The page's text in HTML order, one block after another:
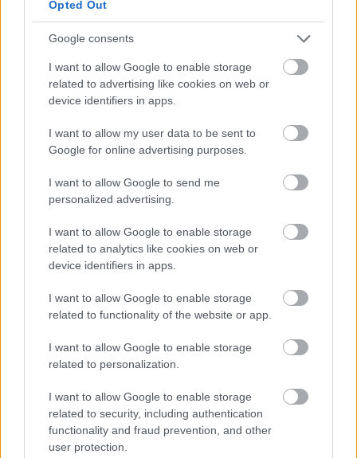
Opted Out
Google consents
I want to allow Google to enable storage
related to advertising like cookies on web or
device identifiers in apps.
I want to allow my user data to be sent to
Google for online advertising purposes.
I want to allow Google to send me
personalized advertising.
I want to allow Google to enable storage
related to analytics like cookies on web or
device identifiers in apps.
I want to allow Google to enable storage
related to functionality of the website or app.
I want to allow Google to enable storage
related to personalization.
I want to allow Google to enable storage
related to security, including authentication
functionality and fraud prevention, and other
user protection.
Tetszik 0
REAKTOR
Manaus: a dzsungel szívének városa
Az egygyermekes politika és Kína gazdasági
kihívásai
Mik alakítják a gondolkodásod? Avagy a kognitív
torzítások
A világ legveszélyesebb migrációs útvonalai: A
Közép-Mediterrán útvonal, A Darién-régió és az